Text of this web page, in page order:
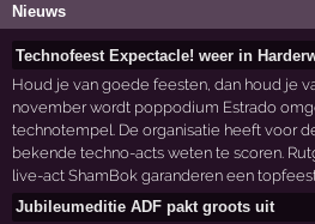
Nieuws
Technofeest Expectacle! weer in
Houd je van goede feesten, dan houd je
november wordt poppodium Estrado
technotempel. De organisatie heeft voor
bekende techno-acts weten te scoren.
live-act ShamBok garanderen een
Jubileumeditie ADF pakt groots uit